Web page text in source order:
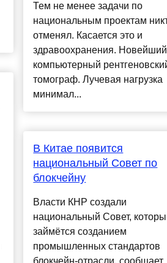
Тем не менее задачи по
национальным проектам
отменял. Касается это и
здравоохранения. Новейший
компьютерный
томограф. Лучевая нагрузка
минимал...
В Китае появится
национальный Совет по
блокчейну
Власти КНР создали
национальный Совет,
займётся созданием
промышленных стандартов